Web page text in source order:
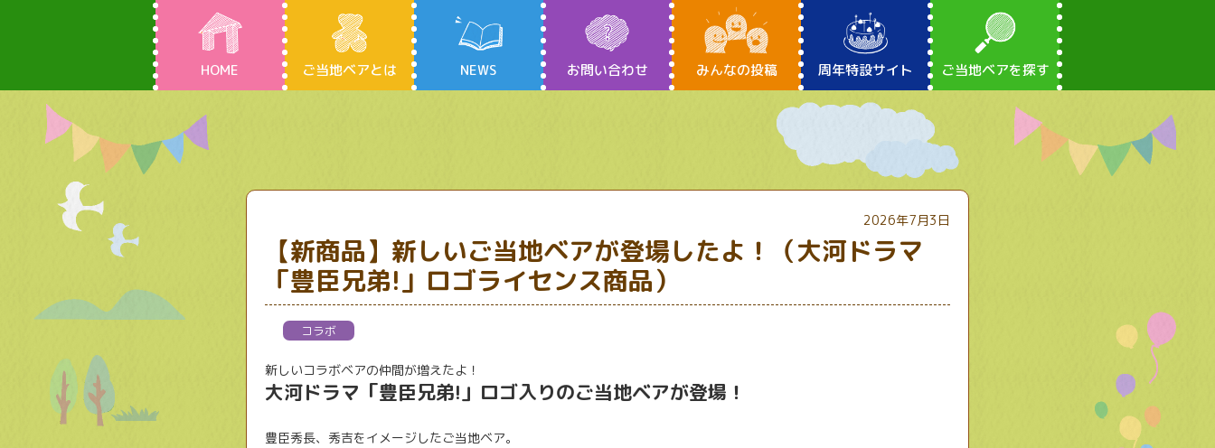
HOME ご当地ベアとは NEWS お問い合わせ みんなの投稿 周年特設サイト ご当地ベアを探す
2026年7月3日
【新商品】新しいご当地ベアが登場したよ！（大河ドラマ
「豊臣兄弟!」ロゴライセンス商品）
コラボ
新しいコラボベアの仲間が増えたよ！
大河ドラマ「豊臣兄弟!」ロゴ入りのご当地ベアが登場！
豊臣秀長、秀吉をイメージしたご当地ベア。